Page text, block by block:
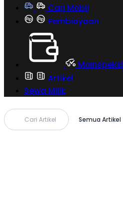
Cari Mobil
Pembiayaan
MoInspeksi
Artikel
Sewa Milik
Cari Artikel Semua Artikel